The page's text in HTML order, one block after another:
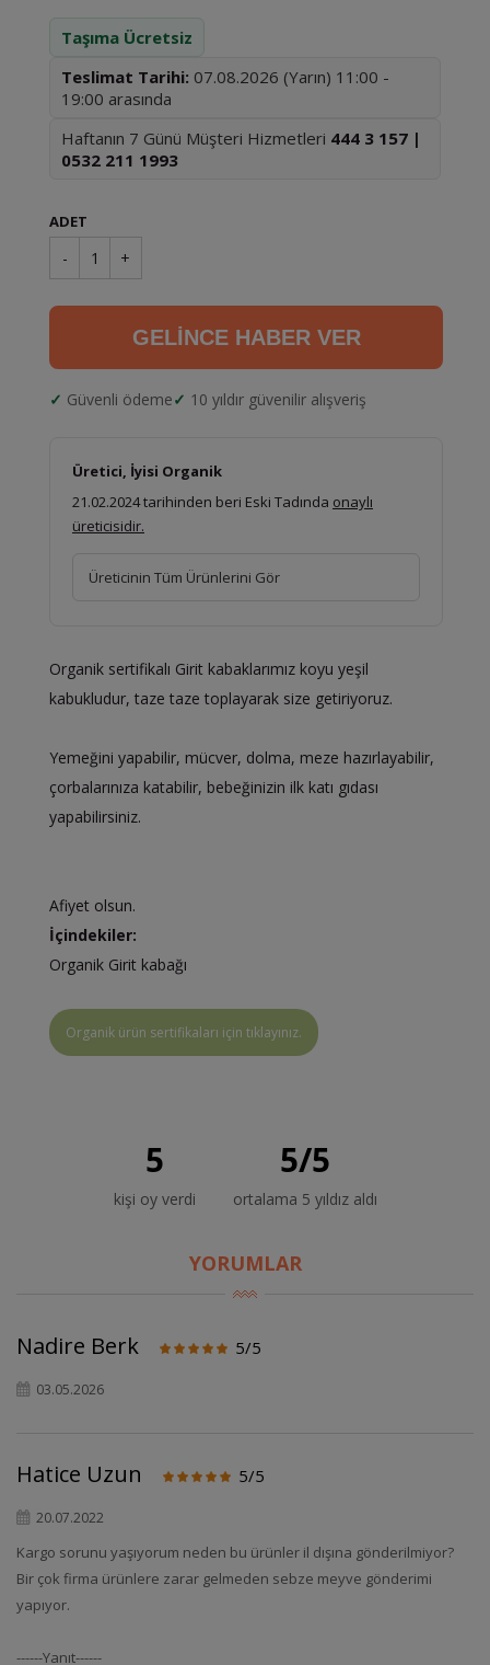
Taşıma Ücretsiz
Teslimat Tarihi: 07.08.2026 (Yarın) 11:00 -
19:00 arasında
Haftanın 7 Günü Müşteri Hizmetleri 444 3 157 |
0532 211 1993
ADET
- 1 +
GELİNCE HABER VER
Güvenli ödeme 10 yıldır güvenilir alışveriş
Üretici, İyisi Organik
21.02.2024 tarihinden beri Eski Tadında onaylı
üreticisidir.
Üreticinin Tüm Ürünlerini Gör
Organik sertifikalı Girit kabaklarımız koyu yeşil
kabukludur, taze taze toplayarak size getiriyoruz.
Yemeğini yapabilir, mücver, dolma, meze hazırlayabilir,
çorbalarınıza katabilir, bebeğinizin ilk katı gıdası
yapabilirsiniz.
Afiyet olsun.
İçindekiler:
Organik Girit kabağı
Organik ürün sertifikaları için tıklayınız.
5
kişi oy verdi
5/5
ortalama 5 yıldız aldı
YORUMLAR
Nadire Berk 5/5
03.05.2026
Hatice Uzun 5/5
20.07.2022
Kargo sorunu yaşıyorum neden bu ürünler il dışına gönderilmiyor?
Bir çok firma ürünlere zarar gelmeden sebze meyve gönderimi
yapıyor.
------Yanıt------